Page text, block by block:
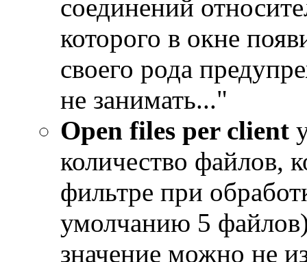
соединений
которого в окне
своего рода
не занимать..."
Open files per client
количество файлов,
фильтре при
умолчанию 5
значение можно не